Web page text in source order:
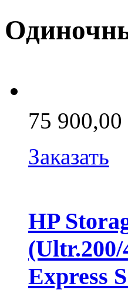
75 900,00
Заказать
HP
Express